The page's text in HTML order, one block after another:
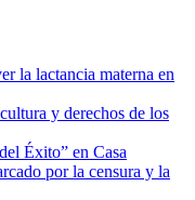
la lactancia materna en
y derechos de los
Éxito” en Casa
por la censura y la